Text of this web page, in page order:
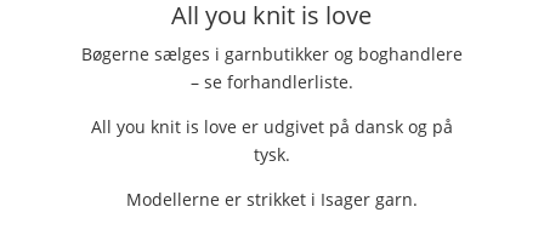
All you knit is love
Bøgerne sælges i garnbutikker og boghandlere
– se forhandlerliste.
All you knit is love er udgivet på dansk og på
tysk.
Modellerne er strikket i Isager garn.